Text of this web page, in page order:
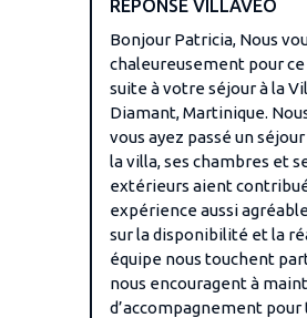
RÉPONSE VILLAVEO
Bonjour Patricia, Nous
chaleureusement pour
suite à votre séjour à la
Diamant, Martinique.
vous ayez passé un
la villa, ses chambres et
extérieurs aient
expérience aussi
sur la disponibilité et la
équipe nous touchent
nous encouragent à
d’accompagnement pour